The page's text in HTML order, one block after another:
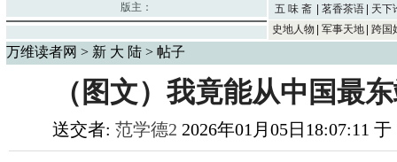
版主： 五 味 斋 茗香茶语
天下
史地人物
军事天地 跨国
万维读者网 > 新 大 陆 > 帖子
（图文）我竟能从中国最
送交者: 范学德2 2026年01月05日18:07:11